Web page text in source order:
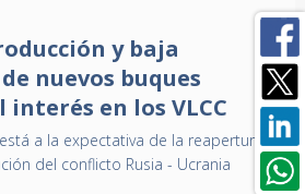
y baja
nuevos buques
interés en los VLCC
a la expectativa de la reapertura
del conflicto Rusia - Ucrania